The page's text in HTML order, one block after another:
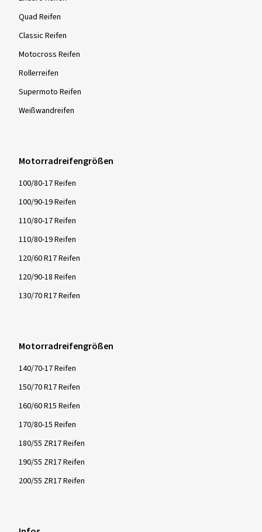
Quad Reifen
Classic Reifen
Motocross Reifen
Rollerreifen
Supermoto Reifen
Weißwandreifen
Motorradreifengrößen
100/80-17 Reifen
100/90-19 Reifen
110/80-17 Reifen
110/80-19 Reifen
120/60 R17 Reifen
120/90-18 Reifen
130/70 R17 Reifen
Motorradreifengrößen
140/70-17 Reifen
150/70 R17 Reifen
160/60 R15 Reifen
170/80-15 Reifen
180/55 ZR17 Reifen
190/55 ZR17 Reifen
200/55 ZR17 Reifen